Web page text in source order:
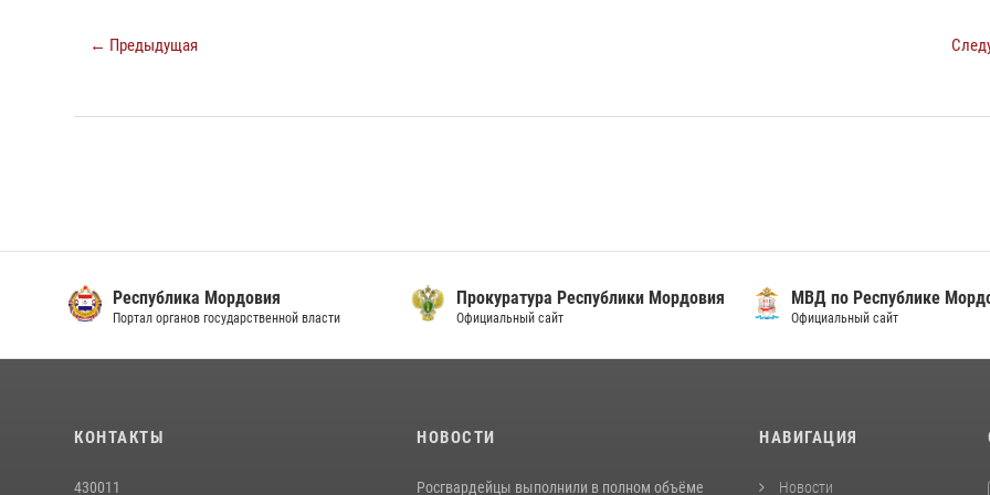
← Предыдущая
Республика Мордовия
Портал органов государственной власти
Прокуратура Республики Мордовия
Официальный сайт
МВД по Республике
Официальный сайт
КОНТАКТЫ
430011
НОВОСТИ
Росгвардейцы выполнили в полном объёме
НАВИГАЦИЯ
Новости